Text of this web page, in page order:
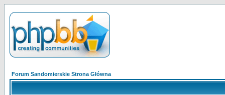
Forum Sandomierskie Strona Główna